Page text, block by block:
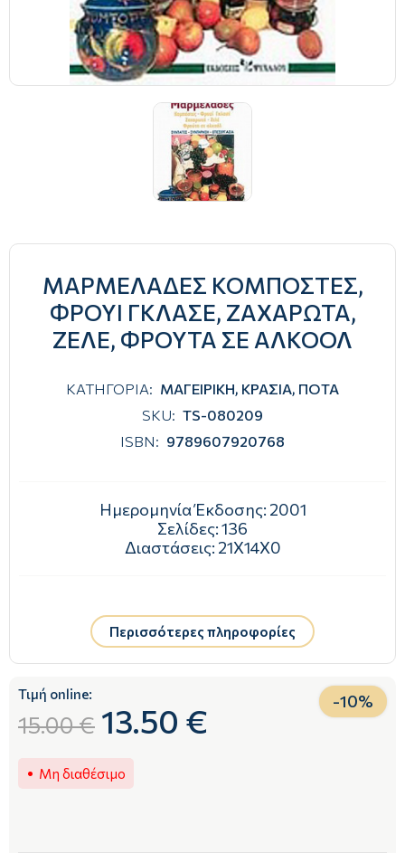
ΜΑΡΜΕΛΑΔΕΣ ΚΟΜΠΟΣΤΕΣ,
ΦΡΟΥΙ ΓΚΛΑΣΕ, ΖΑΧΑΡΩΤΑ,
ΖΕΛΕ, ΦΡΟΥΤΑ ΣΕ ΑΛΚΟΟΛ
ΚΑΤΗΓΟΡΙΑ: ΜΑΓΕΙΡΙΚΗ, ΚΡΑΣΙΑ, ΠΟΤΑ
SKU: TS-080209
ISBN: 9789607920768
Ημερομηνία Έκδοσης: 2001
Σελίδες:136
Διαστάσεις: 21Χ14Χ0
Περισσότερες πληροφορίες
Τιμή online:
15.00 € 13.50 € -10%
Μη διαθέσιμο